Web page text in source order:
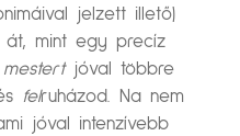
jelzett illető)
át, mint egy precíz
mestertjóval többre
felruházod. Na nem
jóval intenzívebb